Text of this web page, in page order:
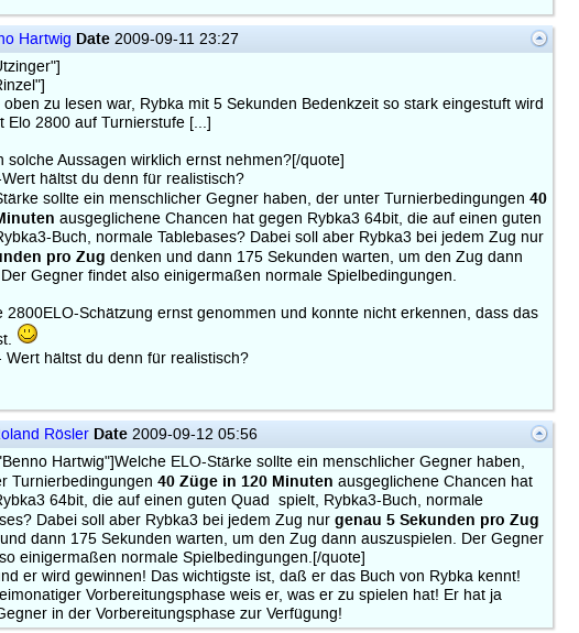
Hartwig Date2009-09-11 23:27
zu lesen war, Rybka mit 5 Sekunden Bedenkzeit so stark eingestuft wird
Elo 2800 auf Turnierstufe [...]
solche Aussagen wirklich ernst nehmen?[/quote]
hältst du denn für realistisch?
sollte ein menschlicher Gegner haben, der unter Turnierbedingungen 40
ausgeglichene Chancen hat gegen Rybka3 64bit, die auf einen guten
Buch, normale Tablebases? Dabei soll aber Rybka3 bei jedem Zug nur
pro Zug denken und dann 175 Sekunden warten, um den Zug dann
Gegner findet also einigermaßen normale Spielbedingungen.
2800ELO-Schätzung ernst genommen und konnte nicht erkennen, dass das
Wert hältst du denn für realistisch?
Rösler Date2009-09-12 05:56
Hartwig"]Welche ELO-Stärke sollte ein menschlicher Gegner haben,
Turnierbedingungen 40 Züge in 120 Minuten ausgeglichene Chancen hat
64bit, die auf einen guten Quad spielt, Rybka3-Buch, normale
Dabei soll aber Rybka3 bei jedem Zug nur genau 5 Sekunden pro Zug
dann 175 Sekunden warten, um den Zug dann auszuspielen. Der Gegner
einigermaßen normale Spielbedingungen.[/quote]
er wird gewinnen! Das wichtigste ist, daß er das Buch von Rybka kennt!
Vorbereitungsphase weis er, was er zu spielen hat! Er hat ja
in der Vorbereitungsphase zur Verfügung!